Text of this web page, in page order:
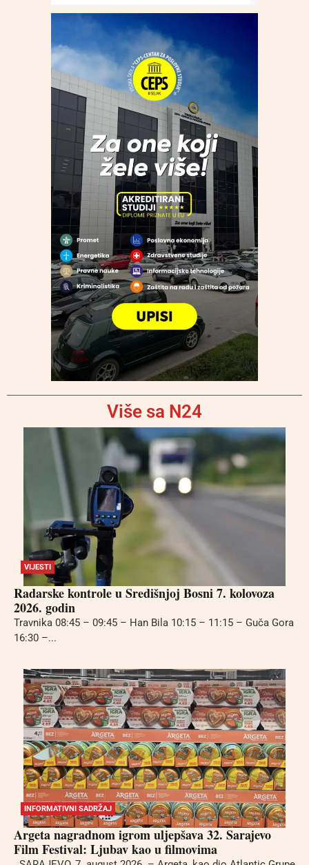
Više sa N24
VIJESTI
Radarske kontrole u Središnjoj Bosni 7. kolovoza
2026. godin
Travnika 08:45 – 09:45 – Han Bila 10:15 – 11:15 – Guča Gora
16:30 –...
INFORMATIVNI SADRŽAJ
Argeta nagradnom igrom uljepšava 32. Sarajevo
Film Festival: Ljubav kao u filmovima